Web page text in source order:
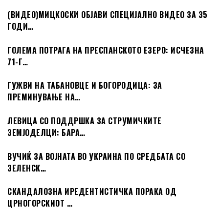
(ВИДЕО)МИЦКОСКИ ОБЈАВИ СПЕЦИЈАЛНО ВИДЕО ЗА 35
ГОДИ…
ГОЛЕМА ПОТРАГА НА ПРЕСПАНСКОТО ЕЗЕРО: ИСЧЕЗНА
71-Г…
ГУЖВИ НА ТАБАНОВЦЕ И БОГОРОДИЦА: ЗА
ПРЕМИНУВАЊЕ НА…
ЛЕВИЦА СО ПОДДРШКА ЗА СТРУМИЧКИТЕ
ЗЕМЈОДЕЛЦИ: БАРА…
ВУЧИЌ ЗА ВОЈНАТА ВО УКРАИНА ПО СРЕДБАТА СО
ЗЕЛЕНСК…
СКАНДАЛОЗНА ИРЕДЕНТИСТИЧКА ПОРАКА ОД
ЦРНОГОРСКИОТ …